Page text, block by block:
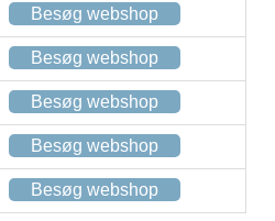
Besøg webshop
Besøg webshop
Besøg webshop
Besøg webshop
Besøg webshop